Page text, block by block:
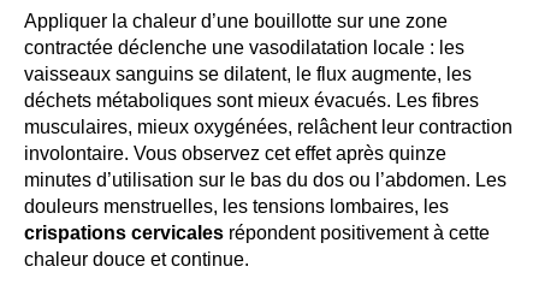
Appliquer la chaleur d’une bouillotte sur une zone
contractée déclenche une vasodilatation locale : les
vaisseaux sanguins se dilatent, le flux augmente, les
déchets métaboliques sont mieux évacués. Les fibres
musculaires, mieux oxygénées, relâchent leur contraction
involontaire. Vous observez cet effet après quinze
minutes d’utilisation sur le bas du dos ou l’abdomen. Les
douleurs menstruelles, les tensions lombaires, les
crispations cervicales répondent positivement à cette
chaleur douce et continue.